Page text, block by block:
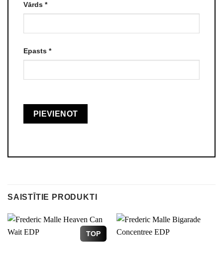
Vārds *
Epasts *
SAISTĪTIE PRODUKTI
TOP